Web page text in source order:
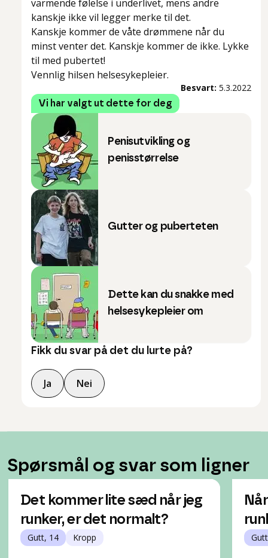
varmende følelse i underlivet, mens andre
kanskje ikke vil legger merke til det.
Kanskje kommer de våte drømmene når du
minst venter det. Kanskje kommer de ikke. Lykke
til med pubertet!
Vennlig hilsen helsesykepleier.
Besvart: 5.3.2022
Vi har valgt ut dette for deg
Penisutvikling og
penisstørrelse
Gutter og puberteten
Dette kan du snakke med
helsesykepleier om
Fikk du svar på det du lurte på?
Ja Nei
Spørsmål og svar som ligner
Det kommer lite sæd når jeg
runker, er det normalt?
Gutt, 14 Kropp